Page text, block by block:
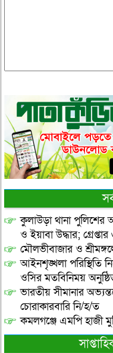
কুলাউড়া থানা পুলিশের
ও ইয়াবা উদ্ধার;
মৌলভীবাজার ও
আইনশৃঙ্খলা পরিস্থিতি
ওসির মতবিনিময়
ভারতীয় সীমানার
চোরাকারবারি নি/হ/ত
কমলগঞ্জে এমপি হাজী